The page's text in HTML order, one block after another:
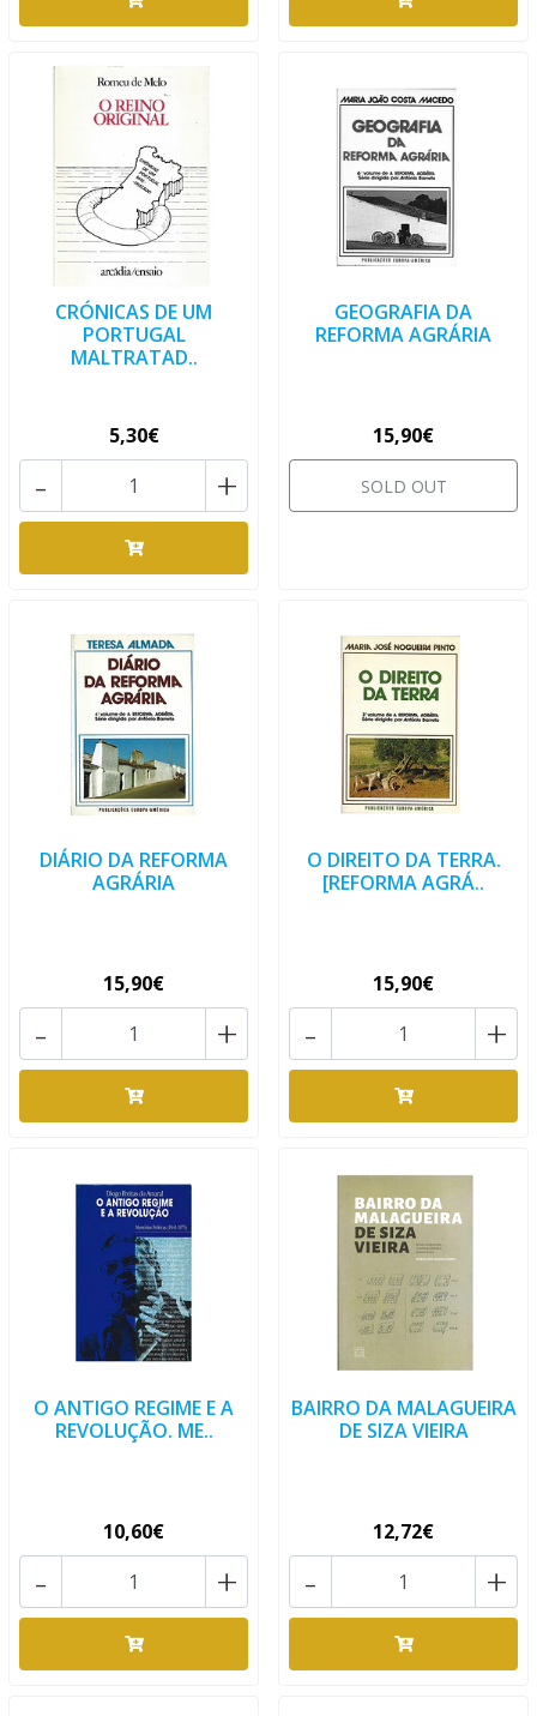
CRÓNICAS DE UM
PORTUGAL
MALTRATAD..
5,30€
+
-
GEOGRAFIA DA
REFORMA AGRÁRIA
15,90€
SOLD OUT
DIÁRIO DA REFORMA
AGRÁRIA
15,90€
+
-
O DIREITO DA TERRA.
[REFORMA AGRÁ..
15,90€
+
-
O ANTIGO REGIME E A
REVOLUÇÃO. ME..
10,60€
+
-
BAIRRO DA MALAGUEIRA
DE SIZA VIEIRA
12,72€
+
-